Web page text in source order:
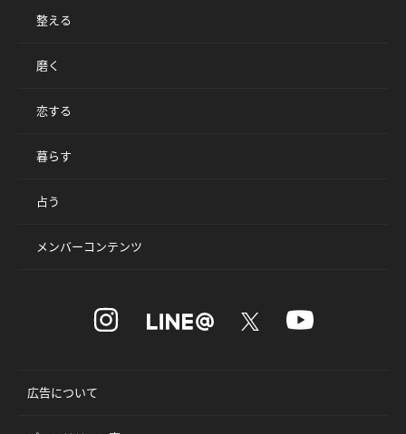
整える
磨く
恋する
暮らす
占う
メンバーコンテンツ
広告について